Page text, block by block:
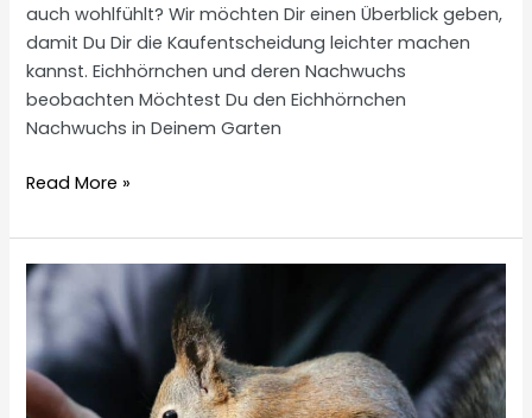
auch wohlfühlt? Wir möchten Dir einen Überblick geben,
damit Du Dir die Kaufentscheidung leichter machen
kannst. Eichhörnchen und deren Nachwuchs
beobachten Möchtest Du den Eichhörnchen
Nachwuchs in Deinem Garten
Eichhörnchen
kaufen
Read More »